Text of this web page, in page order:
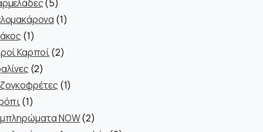
5
προϊόντα
11
11
προϊόν
Καρποί 22
22
προϊόντα
11
11
προϊόνNOW 22